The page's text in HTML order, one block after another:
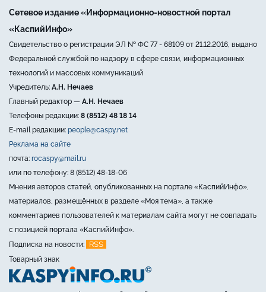
Сетевое издание «Информационно-новостной портал
«КаспийИнфо»
Свидетельство о регистрации ЭЛ № ФС 77 - 68109 от 21.12.2016, выдано
Федеральной службой по надзору в сфере связи, информационных
технологий и массовых коммуникаций
Учредитель: А.Н. Нечаев
Главный редактор — А.Н. Нечаев
Телефоны редакции: 8 (8512) 48 18 14
E-mail редакции: people@caspy.net
Реклама на сайте
почта: rocaspy@mail.ru
или по телефону: 8 (8512) 48-18-06
Мнения авторов статей, опубликованных на портале «КаспийИнфо»,
материалов, размещённых в разделе «Моя тема», а также
комментариев пользователей к материалам сайта могут не совпадать
с позицией портала «КаспийИнфо».
Подписка на новости:
RSS
Товарный знак